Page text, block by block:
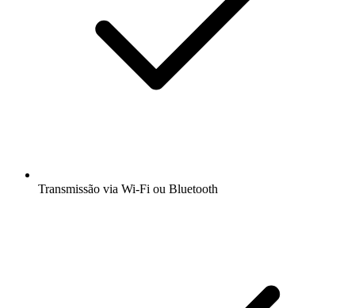
Transmissão via Wi-Fi ou Bluetooth